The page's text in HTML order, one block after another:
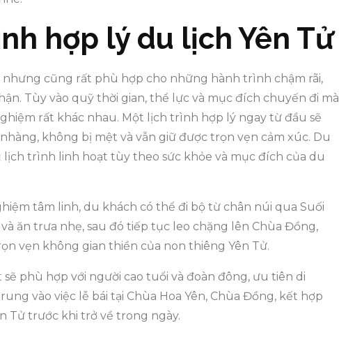
hợp lý du lịch Yên Tử
cũng rất phù hợp cho những hành trình chậm rãi,
Tùy vào quỹ thời gian, thể lực và mục đích chuyến đi mà
rất khác nhau. Một lịch trình hợp lý ngay từ đầu sẽ
không bị mệt và vẫn giữ được trọn vẹn cảm xúc. Du
lịch trình linh hoạt tùy theo sức khỏe và mục đích của du
tâm linh, du khách có thể đi bộ từ chân núi qua Suối
và ăn trưa nhẹ, sau đó tiếp tục leo chặng lên Chùa Đồng,
vẹn không gian thiền của non thiêng Yên Tử.
phù hợp với người cao tuổi và đoàn đông, ưu tiên di
vào việc lễ bái tại Chùa Hoa Yên, Chùa Đồng, kết hợp
Tử trước khi trở về trong ngày.